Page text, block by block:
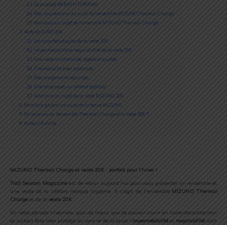
2.3 Le procédé BREATH THERMO
2.4 Mes impressions au sujet de l’ensemble MIZUNO Thermal Charge
2.5 Mon avis au sujet de l’ensemble MIZUNO Thermal Charge
3 Veste MIZUNO 20K
3.1
Les caractéristiques de la veste 20K
3.2 Imperméabilité et respirabilité de la veste 20K
3.3 Une veste minimaliste, légère et ajustée
3.4 Une capuche bien pratique
3.5 Des rangements sécurisés
3.6 Une aisance et un confort optimal
3.7 Mon avis au sujet de la veste MIZUNO 20K
4 Mon avis global au sujet de la tenue MIZUNO
5 Où se procurer l’ensemble Thermal Charge et la veste 20K ?
6 Auteur/Autrice
MIZUNO Thermal Charge et veste 20K : parfait pour l’hiver !
Trail Session Magazineest de retour aujourd’hui pour vous présenter un ensemble et
une veste de la célèbre marque nippone. Il s’agit de l’ensemble MIZUNO Thermal
Charge et de la veste 20K.
En cette période hivernale, quoi de mieux que de pouvoir courir en toute décontraction
et surtout être bien protégé du vent et de la pluie ! Imperméabilité et respirabilité sont